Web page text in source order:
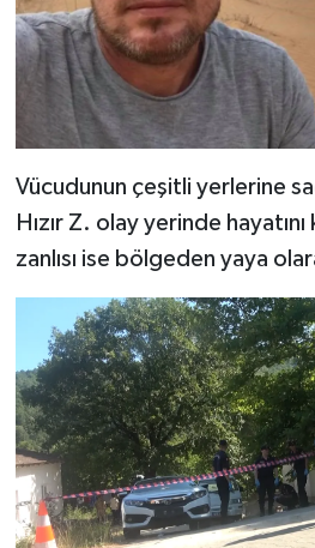
Vücudunun çeşitli yerlerine
Hızır Z. olay yerinde
zanlısı ise bölgeden yaya